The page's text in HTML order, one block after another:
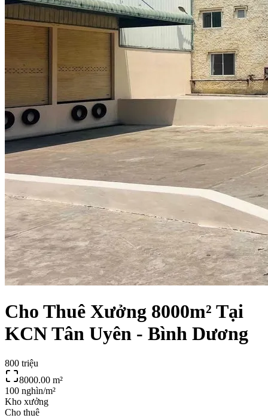
Cho Thuê Xưởng 8000m² Tại
KCN Tân Uyên - Bình Dương
800 triệu
8000.00 m²
100 nghìn/m²
Kho xưởng
Cho thuê